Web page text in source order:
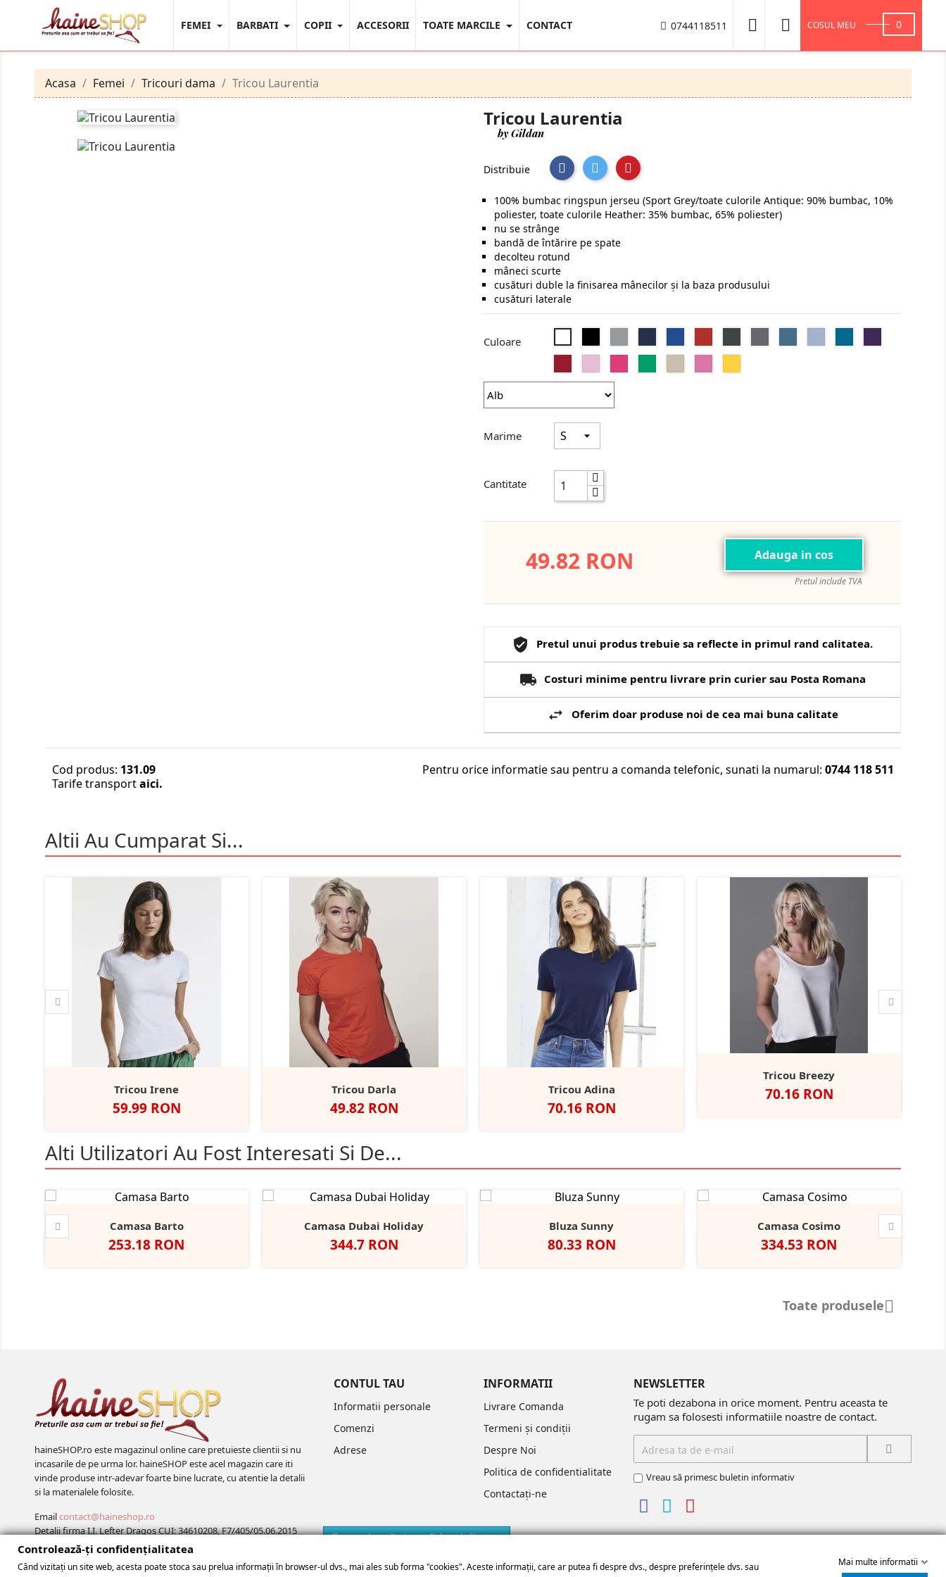
FEMEI BARBATI COPII ACCESORII TOATE MARCILE CONTACT 0744118511   COSUL MEU 0
Acasa Femei Tricouri dama Tricou Laurentia
Tricou Laurentia
by Gildan
Distribuie
100% bumbac ringspun jerseu (Sport Grey/toate culorile Antique: 90% bumbac, 10%
poliester, toate culorile Heather: 35% bumbac, 65% poliester)
nu se strânge
bandă de întărire pe spate
decolteu rotund
mâneci scurte
cusături duble la finisarea mânecilor şi la baza produsului
cusături laterale
Culoare
Grey
Heather
Blue Blue Sapphire
CherryPink
Green
Marime
Cantitate
49.82 RON Adauga in cos
Pretul include TVA
Pretul unui produs trebuie sa reflecte in primul rand calitatea.
Costuri minime pentru livrare prin curier sau Posta Romana
Oferim doar produse noi de cea mai buna calitate
Cod produs: 131.09
Tarife transportaici.
Pentru orice informatie sau pentru a comanda telefonic, sunati la numarul:0744 118 511
Altii Au Cumparat Si...
Tricou Irene
Pret
59.99 RON
NegruAlb French
Tricou Darla
Pret
49.82 RON
NegruSunflower
Red
Tricou Adina
Pret
70.16 RON
NegruDarkDeep
Tricou Breezy
Pret
70.16 RON
Alb
Alti Utilizatori Au Fost Interesati Si De...
Camasa Barto
Pret
253.18 RON
NegruAlb Bright
Camasa Dubai Holiday
Pret
344.7 RON
Alb NegruLight
Bluza Sunny
Pret
80.33 RON
Heather/Navy
White/Navy
White/Black
Camasa Cosimo
Pret
334.53 RON
Alb Negru
Toate produsele
haineSHOP.ro este magazinul online care pretuieste clientii si nu
incasarile de pe urma lor. haineSHOP este acel magazin care iti
vinde produse intr-adevar foarte bine lucrate, cu atentie la detalii
si la materialele folosite.
Emailcontact@haineshop.ro
Detalii firma I.I. Lefter Dragos CUI: 34610208, F7/405/05.06.2015
CONTUL TAU
Informatii personale
Comenzi
Adrese
INFORMATII
Livrare Comanda
Termeni și condiții
Despre Noi
Politica de confidentialitate
Contactați-ne
NEWSLETTER
Te poti dezabona in orice moment. Pentru aceasta te
rugam sa folosesti informatiile noastre de contact.
Vreau să primesc buletin informativ
Controlează-ți confidențialitatea
Controlează-ți confidențialitatea
Când vizitați un site web, acesta poate stoca sau prelua informații în browser-ul dvs., mai ales sub forma "cookies". Aceste informații, care ar putea fi despre dvs., despre preferințele dvs. sau
Mai multe informatii